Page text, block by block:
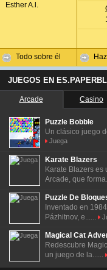
Esther A.l.
Todo sobre él
JUEGOS EN
Arcade Casino
Puzzle Bobble
Un clásico juego
Juega
Karate Blazers
Karate Blazers es
Arcade, que
Puzzle De
Inventado en
Pázhitnov, e......
Magical Cat
Redescubre
un juego de la......